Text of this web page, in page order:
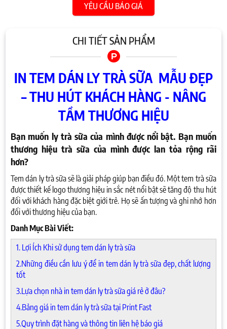
YÊU CẦU BÁO GIÁ
CHI TIẾT SẢN PHẨM
IN TEM DÁN LY TRÀ SỮA MẪU ĐẸP
– THU HÚT KHÁCH HÀNG - NÂNG
TẦM THƯƠNG HIỆU
Bạn muốn ly trà sữa của mình được nổi bật. Bạn muốn
thương hiệu trà sữa của mình được lan tỏa rộng rãi
hơn?
Tem dán ly trà sữa sẽ là giải pháp giúp bạn điều đó. Một tem trà sữa
được thiết kế logo thương hiệu in sắc nét nổi bật sẽ tăng độ thu hút
đối với khách hàng đặc biệt giới trẻ. Họ sẽ ấn tượng và ghi nhớ hơn
đối với thương hiệu của bạn.
Danh Mục Bài Viết:
1. Lợi Ích Khi sử dụng tem dán ly trà sữa
2.Những điều cần lưu ý để in tem dán ly trà sữa đẹp, chất lượng
tốt
3.Lựa chọn nhà in tem dán ly trà sữa giá rẻ ở đâu?
4.Bảng giá in tem dán ly trà sữa tại Print Fast
5.Quy trình đặt hàng và thông tin liên hệ báo giá